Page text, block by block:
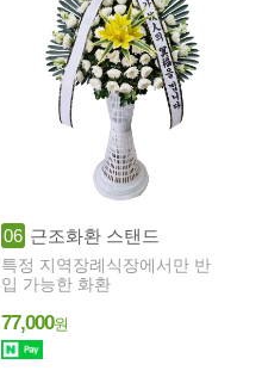
06 근조화환 스탠드
특정 지역장례식장에서만 반
입 가능한 화환
77,000원